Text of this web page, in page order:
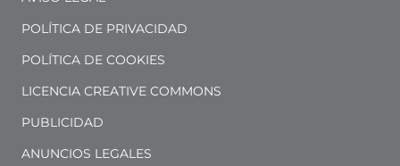
POLÍTICA DE PRIVACIDAD
POLÍTICA DE COOKIES
LICENCIA CREATIVE COMMONS
PUBLICIDAD
ANUNCIOS LEGALES